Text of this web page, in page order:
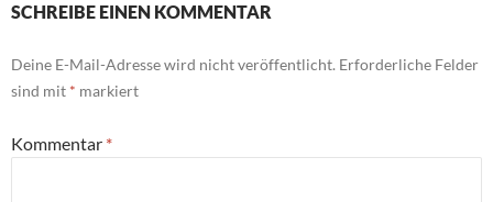
SCHREIBE EINEN KOMMENTAR
Deine E-Mail-Adresse wird nicht veröffentlicht. Erforderliche Felder
sind mit * markiert
Kommentar *